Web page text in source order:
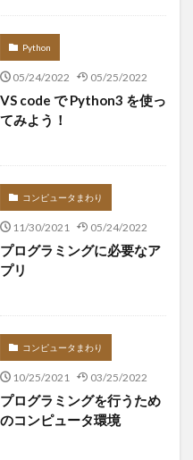
Python
05/24/2022 05/25/2022
VS code で Python3 を使っ
てみよう！
コンピュータまわり
11/30/2021 05/24/2022
プログラミングに必要なア
プリ
コンピュータまわり
10/25/2021 03/25/2022
プログラミングを行うため
のコンピュータ環境